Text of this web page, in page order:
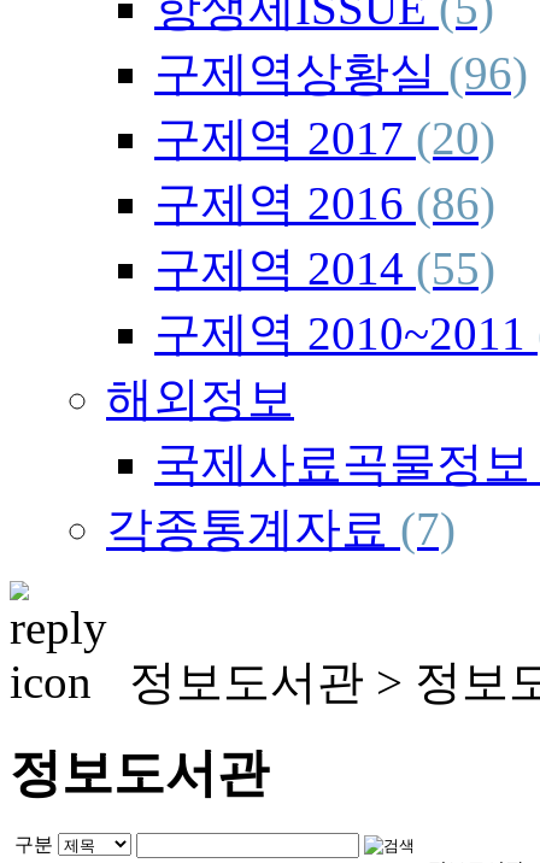
구제역상황실 (96)
구제역 2017 (20)
구제역 2016 (86)
구제역 2014 (55)
구제역 2010~2011
해외정보
국제사료곡물정
각종통계자료 (7)
정보도서관 > 정보
정보도서관
구분